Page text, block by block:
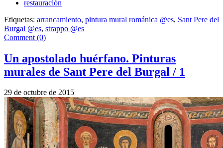
restauración
Etiquetas: arrancamiento, pintura mural románica @es, Sant Pere del
Burgal @es, strappo @es
Comment (0)
Un apostolado huérfano. Pinturas
murales de Sant Pere del Burgal / 1
29 de octubre de 2015